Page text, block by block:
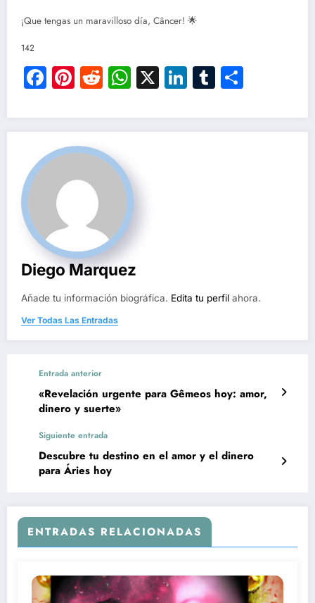
¡Que tengas un maravilloso día, Câncer! 🌟
142
Facebook
Pinterest
RedditWhatsApp
X LinkedIn
Tumblr
Diego Marquez
Añade tu información biográfica. Edita tu perfil ahora.
Ver Todas Las Entradas
Entrada anterior
«Revelación urgente para Gêmeos hoy: amor,
dinero y suerte»
Siguiente entrada
Descubre tu destino en el amor y el dinero
para Áries hoy
ENTRADAS RELACIONADAS